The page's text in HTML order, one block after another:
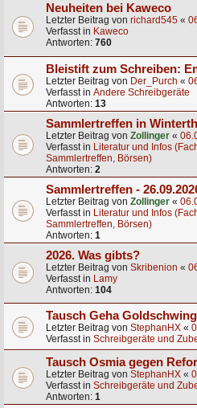
Neuheiten bei Kaweco
Letzter Beitrag von richard545 «
Verfasst in Kaweco
Antworten: 760
Bleistift zum Schreiben:
Letzter Beitrag von Der_Purch «
Verfasst in Andere Schreibgeräte
Antworten: 13
Sammlertreffen in
Letzter Beitrag von Zollinger «
Verfasst in Literatur und Infos
Sammlertreffen, Börsen)
Antworten: 2
Sammlertreffen -
Letzter Beitrag von Zollinger «
Verfasst in Literatur und Infos
Sammlertreffen, Börsen)
Antworten: 1
2026. Was gibts?
Letzter Beitrag von Skribenion «
Verfasst in Lamy
Antworten: 104
Tausch Geha
Letzter Beitrag von StephanHX «
Verfasst in Schreibgeräte und
Tausch Osmia gegen
Letzter Beitrag von StephanHX «
Verfasst in Schreibgeräte und
Antworten: 1